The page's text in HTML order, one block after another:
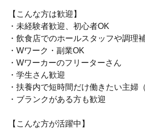
【こんな方は歓迎】
・未経験者歓迎、初心者OK
・飲食店でのホールスタッフや調理
・Wワーク・副業OK
・Wワーカーのフリーターさん
・学生さん歓迎
・扶養内で短時間だけ働きたい主婦
・ブランクがある方も歓迎
【こんな方が活躍中】